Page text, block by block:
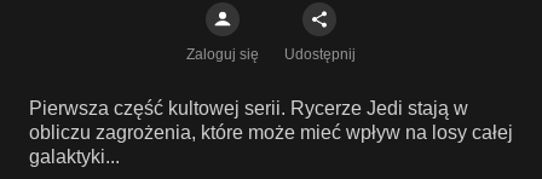
Zaloguj się Udostępnij
Pierwsza część kultowej serii. Rycerze Jedi stają w
obliczu zagrożenia, które może mieć wpływ na losy całej
galaktyki...